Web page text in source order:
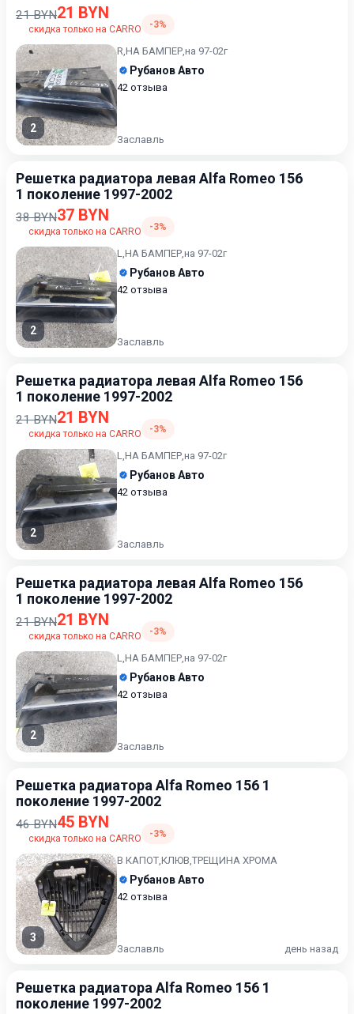
21 BYN21 BYN
скидка только на CARRO -3%
2
R,НА БАМПЕР,на 97-02г
Рубанов Авто
42 отзыва
Заславль
Решетка радиатора левая Alfa Romeo 156
1 поколение 1997-2002
38 BYN37 BYN
скидка только на CARRO -3%
2
L,НА БАМПЕР,на 97-02г
Рубанов Авто
42 отзыва
Заславль
Решетка радиатора левая Alfa Romeo 156
1 поколение 1997-2002
21 BYN21 BYN
скидка только на CARRO -3%
2
L,НА БАМПЕР,на 97-02г
Рубанов Авто
42 отзыва
Заславль
Решетка радиатора левая Alfa Romeo 156
1 поколение 1997-2002
21 BYN21 BYN
скидка только на CARRO -3%
2
L,НА БАМПЕР,на 97-02г
Рубанов Авто
42 отзыва
Заславль
Решетка радиатора Alfa Romeo 156 1
поколение 1997-2002
46 BYN45 BYN
скидка только на CARRO -3%
3
В КАПОТ,КЛЮВ,ТРЕЩИНА ХРОМА
Рубанов Авто
42 отзыва
Заславль день назад
Решетка радиатора Alfa Romeo 156 1
поколение 1997-2002